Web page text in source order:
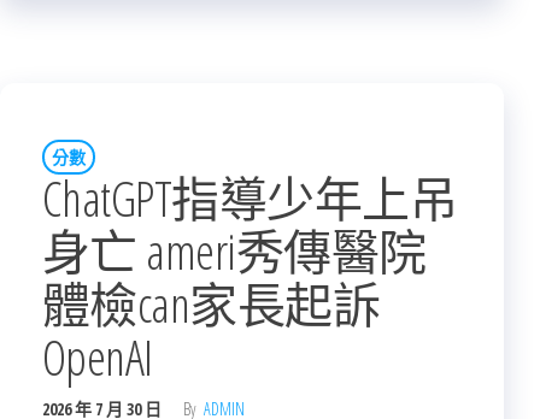
分數
ChatGPT指導少年上吊
身亡 ameri秀傳醫院
體檢can家長起訴
OpenAI
2026 年 7 月 30 日 By ADMIN